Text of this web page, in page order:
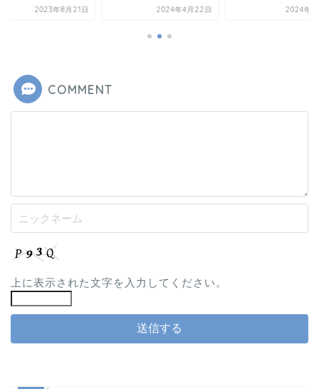
2023年8月21日 2024年4月22日 2024年8
COMMENT
上に表示された文字を入力してください。